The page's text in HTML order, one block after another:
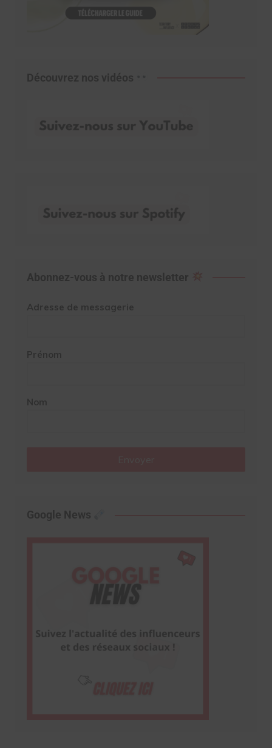
Découvrez nos vidéos
Abonnez-vous à notre newsletter
Adresse de messagerie
Prénom
Nom
Google News